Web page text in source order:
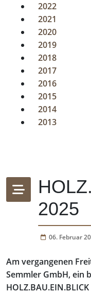
2022
2021
2020
2019
2018
2017
2016
2015
2014
2013
2025
06. Februar
Am vergangenen
Semmler GmbH, ein